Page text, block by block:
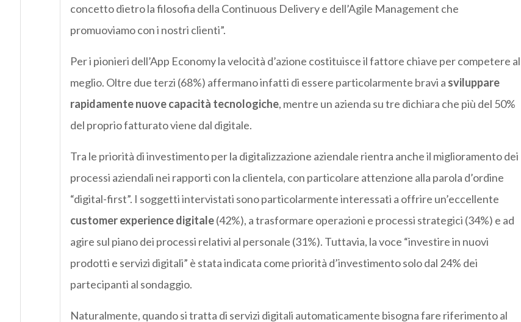
concetto dietro la filosofia della Continuous Delivery e dell’Agile Management che
promuoviamo con i nostri clienti”.
Per i pionieri dell’App Economy la velocità d’azione costituisce il fattore chiave per competere al
meglio. Oltre due terzi (68%) affermano infatti di essere particolarmente bravi a sviluppare
rapidamente nuove capacità tecnologiche, mentre un azienda su tre dichiara che più del 50%
del proprio fatturato viene dal digitale.
Tra le priorità di investimento per la digitalizzazione aziendale rientra anche il miglioramento dei
processi aziendali nei rapporti con la clientela, con particolare attenzione alla parola d’ordine
“digital-first”. I soggetti intervistati sono particolarmente interessati a offrire un’eccellente
customer experience digitale(42%), a trasformare operazioni e processi strategici (34%) e ad
agire sul piano dei processi relativi al personale (31%). Tuttavia, la voce “investire in nuovi
prodotti e servizi digitali” è stata indicata come priorità d’investimento solo dal 24% dei
partecipanti al sondaggio.
Naturalmente, quando si tratta di servizi digitali automaticamente bisogna fare riferimento al